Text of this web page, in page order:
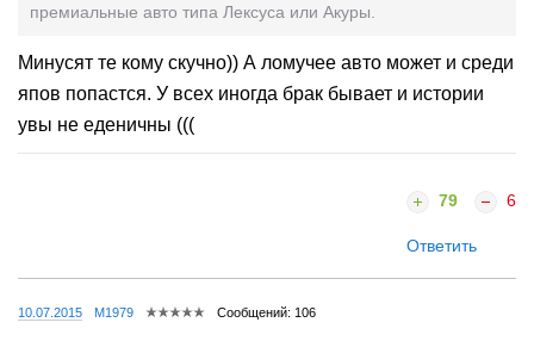
премиальные авто типа Лексуса или Акуры.
Минусят те кому скучно)) А ломучее авто может и среди
япов попастся. У всех иногда брак бывает и истории
увы не еденичны (((
79 6
Ответить
10.07.2015 M1979 Сообщений: 106